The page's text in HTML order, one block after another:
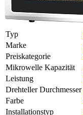
Typ
Marke
Preiskategorie
Mikrowelle Kapazität
Leistung
Drehteller Durchmesser
Farbe
Installationstyp